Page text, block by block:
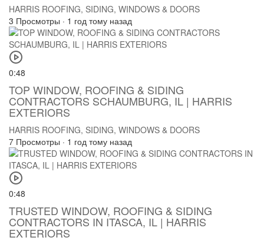
HARRIS ROOFING, SIDING, WINDOWS & DOORS
3 Просмотры · 1 год тому назад
0:48
TOP WINDOW, ROOFING & SIDING
CONTRACTORS SCHAUMBURG, IL | HARRIS
EXTERIORS
HARRIS ROOFING, SIDING, WINDOWS & DOORS
7 Просмотры · 1 год тому назад
0:48
TRUSTED WINDOW, ROOFING & SIDING
CONTRACTORS IN ITASCA, IL | HARRIS
EXTERIORS